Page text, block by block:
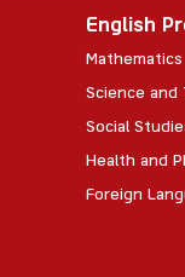
English
Mathematics
Science and
Social
Health and
Foreign